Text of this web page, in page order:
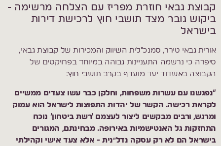
קבוצת גבאי חוזרת מפריז עם הצלחה מרשימה -
ביקוש גובר מצד תושבי חוץ לרכישת דירות
בישראל
אורית גבאי טירר, סמנכ״לית השיווק והמכירות של קבוצת גבאי,
סיפרה כי נרשמה התעניינות גבוהה במיוחד בפרויקטים של
הקבוצה באשדוד יעד מועדף בקרב תושבי חוץ:
“נפגשנו עם עשרות משפחות, וחלקן כבר עשו צעדים ממשיים
לקראת רכישה. הקשר של יהדות התפוצות לישראל הוא עמוק
ומרגש, ורבים מבקשים ליצור לעצמם ‘רשת ביטחון’ נוכח
התחזקות גל האנטישמיות באירופה. מבחינתם, המגורים
בישראל הם לא רק עסקה נדל״נית - אלא צעד אישי וקהילתי